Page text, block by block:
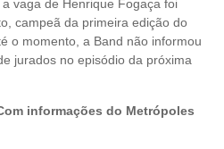
vaga de Henrique Fogaça foi
campeã da primeira edição do
o momento, a Band não informou
jurados no episódio da próxima
informações do Metrópoles